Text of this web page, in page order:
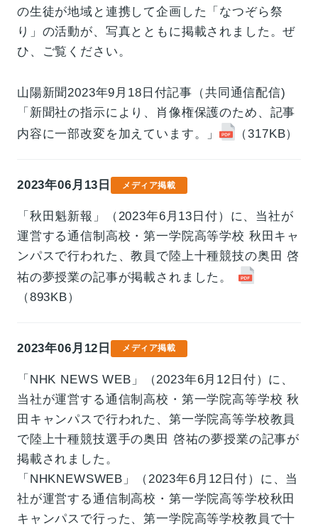
の生徒が地域と連携して企画した「なつぞら祭
り」の活動が、写真とともに掲載されました。ぜ
ひ、ご覧ください。
山陽新聞2023年9月18日付記事（共同通信配信)
「新聞社の指示により、肖像権保護のため、記事
内容に一部改変を加えています。」
（317KB）
2023年06月13日 メディア掲載
「秋田魁新報」（2023年6月13日付）に、当社が
運営する通信制高校・第一学院高等学校 秋田キャ
ンパスで行われた、教員で陸上十種競技の奥田 啓
祐の夢授業の記事が掲載されました。
（893KB）
2023年06月12日 メディア掲載
「NHK NEWS WEB」（2023年6月12日付）に、
当社が運営する通信制高校・第一学院高等学校 秋
田キャンパスで行われた、第一学院高等学校教員
で陸上十種競技選手の奥田 啓祐の夢授業の記事が
掲載されました。
「NHKNEWSWEB」（2023年6月12日付）に、当
社が運営する通信制高校・第一学院高等学校秋田
キャンパスで行った、第一学院高等学校教員で十